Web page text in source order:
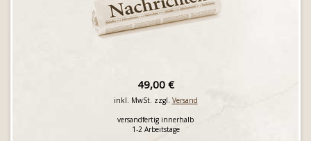
49,00 €
inkl. MwSt. zzgl. Versand
versandfertig innerhalb
1-2 Arbeitstage